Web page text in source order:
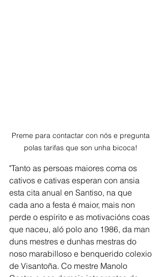
Preme para contactar con nós e pregunta
polas tarifas que son unha bicoca!
"Tanto as persoas maiores coma os
cativos e cativas esperan con ansia
esta cita anual en Santiso, na que
cada ano a festa é maior, mais non
perde o espírito e as motivacións coas
que naceu, aló polo ano 1986, da man
duns mestres e dunhas mestras do
noso marabilloso e benquerido colexio
de Visantoña. Co mestre Manolo